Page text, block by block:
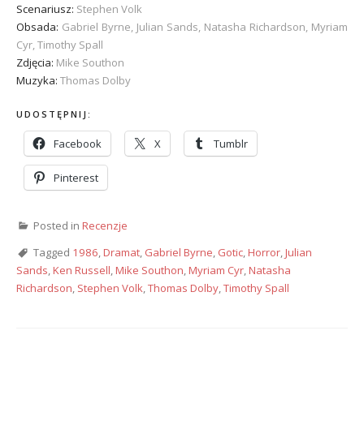
Scenariusz: Stephen Volk
Obsada: Gabriel Byrne, Julian Sands, Natasha Richardson, Myriam
Cyr, Timothy Spall
Zdjęcia: Mike Southon
Muzyka: Thomas Dolby
UDOSTĘPNIJ:
Facebook X Tumblr
Pinterest
Posted in Recenzje
Tagged 1986,Dramat, Gabriel Byrne, Gotic,Horror,Julian
Sands,Ken Russell,Mike Southon,Myriam Cyr,Natasha
Richardson, Stephen Volk,Thomas Dolby,Timothy Spall